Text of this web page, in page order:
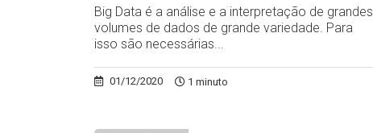
Big Data é a análise e a interpretação de grandes
volumes de dados de grande variedade. Para
isso são necessárias...
01/12/2020 1 minuto